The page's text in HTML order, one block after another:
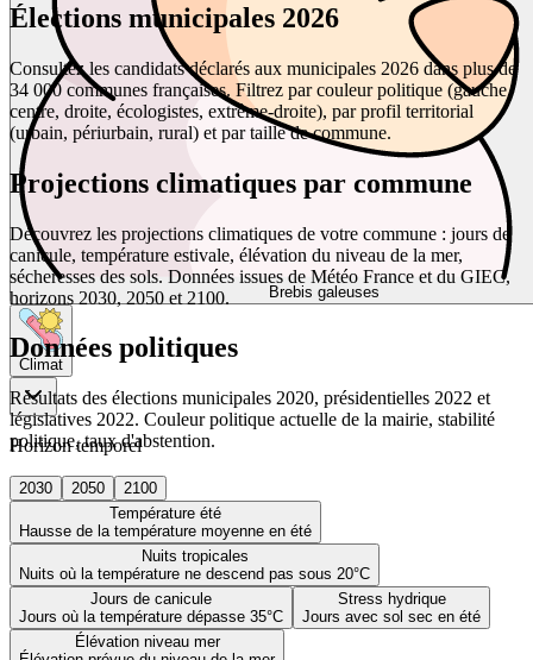
Brebis galeuses
Climat
Horizon temporel
2030 2050
2100
Température été
Hausse de la température moyenne en été
Nuits tropicales
Nuits où la température ne descend pas sous 20°C
Jours de canicule
Jours où la température dépasse 35°C
Stress hydrique
Jours avec sol sec en été
Élévation niveau mer
Élections municipales 2026
Consultez les candidats déclarés aux municipales 2026 dans plus de
34 000 communes françaises. Filtrez par couleur politique (gauche,
centre, droite, écologistes, extrême-droite), par profil territorial
(urbain, périurbain, rural) et par taille de commune.
Projections climatiques par commune
Découvrez les projections climatiques de votre commune : jours de
canicule, température estivale, élévation du niveau de la mer,
sécheresses des sols. Données issues de Météo France et du GIEC,
horizons 2030, 2050 et 2100.
Données politiques
Résultats des élections municipales 2020, présidentielles 2022 et
législatives 2022. Couleur politique actuelle de la mairie, stabilité
politique, taux d'abstention.